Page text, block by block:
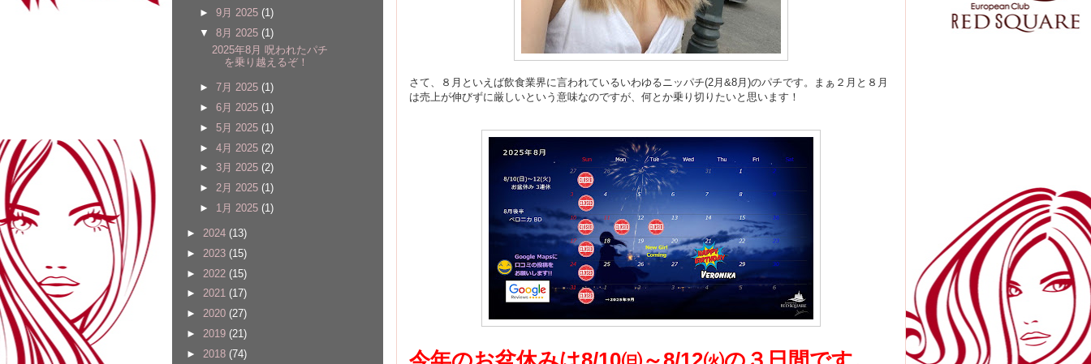
さて、８月といえば飲食業界に言われているいわゆるニッパチ(2月&8月)のパチです。まぁ２月と８月
は売上が伸びずに厳しいという意味なのですが、何とか乗り切りたいと思います！
► 9月 2025 (1)
▼ 8月 2025 (1)
2025年8月 呪われたパチ
を乗り越えるぞ！
► 7月 2025 (1)
► 6月 2025 (1)
► 5月 2025 (1)
► 4月 2025 (2)
► 3月 2025 (2)
► 2月 2025 (1)
► 1月 2025 (1)
► 2024 (13)
► 2023 (15)
► 2022 (15)
► 2021 (17)
► 2020 (27)
► 2019 (21)
► 2018 (74)